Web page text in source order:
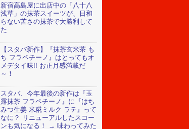
新宿高島屋に出店中の「八十八
浅草」の抹茶スイーツが、日和
らない苦さの抹茶で大勝利して
た
【スタバ新作】『抹茶玄米茶 も
ち フラペチーノ』はとってもオ
メデタイ味!! お正月感満載だ
～！
スタバ、今年最後の新作は『玉
露抹茶 フラペチーノ』に『はち
みつ生姜 米糀ミルク ラテ』って
なに？ リニューアルしたスコー
ンも気になる！ → 味わってみた